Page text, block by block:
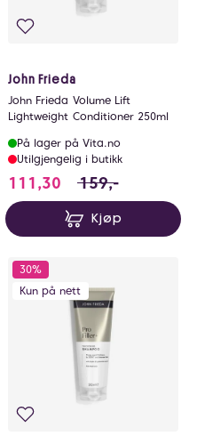
NOK, du sparer 53.7
John Frieda
John Frieda Volume Lift
Lightweight Conditioner 250ml
På lager på Vita.no
Utilgjengelig i butikk
111,30 111.3 i stedet for
159,-
Kjøp
30%
Kun på nett